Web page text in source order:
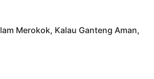
Merokok, Kalau Ganteng Aman,